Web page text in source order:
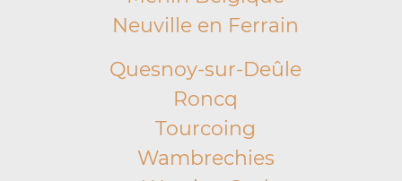
Neuville en Ferrain
Quesnoy-sur-Deûle
Roncq
Tourcoing
Wambrechies